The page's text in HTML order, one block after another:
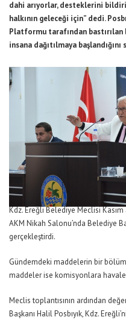
dahi arıyorlar, desteklerini
halkının geleceği için” dedi.
Platformu tarafından
insana dağıtılmaya başlandığını
Kdz. Ereğli Belediye Meclisi
AKM Nikah Salonu’nda Belediye
gerçekleştirdi.
Gündemdeki maddelerin bir
maddeler ise komisyonlara
Meclis toplantısının ardından
Başkanı Halil Posbıyık, Kdz.